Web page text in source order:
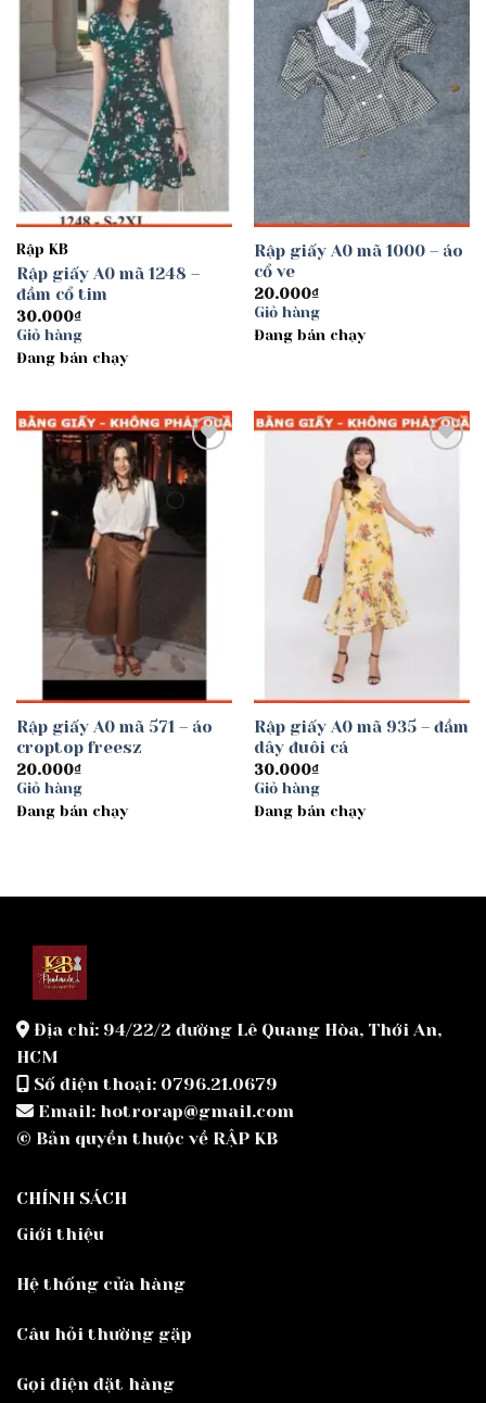
Rập KB
Rập giấy A0 mã 1248 –
đầm cổ tim
30.000₫
Giỏ hàng
Đang bán chạy
wishlist
Rập giấy A0 mã 1000 – áo
cổ ve
20.000₫
Giỏ hàng
Đang bán chạy
Add to
wishlist
Rập giấy A0 mã 571 – áo
croptop freesz
20.000₫
Giỏ hàng
Đang bán chạy
Rập giấy A0 mã 935 – đầm
dây đuôi cá
30.000₫
Giỏ hàng
Đang bán chạy
Địa chỉ: 94/22/2 đường Lê Quang Hòa, Thới An,
HCM
Số điện thoại: 0796.21.0679
Email: hotrorap@gmail.com
© Bản quyền thuộc về RẬP KB
CHÍNH SÁCH
Giới thiệu
Hệ thống cửa hàng
Câu hỏi thường gặp
Gọi điện đặt hàng